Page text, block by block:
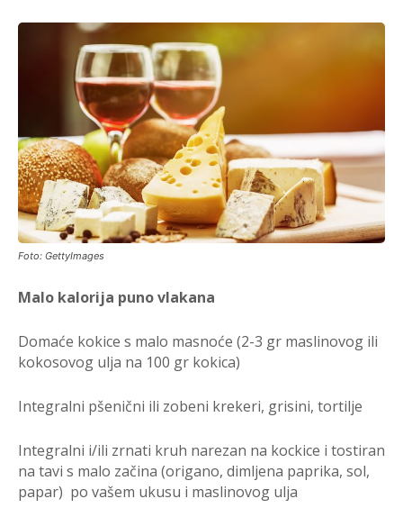
Foto: GettyImages
Malo kalorija puno vlakana
Domaće kokice s malo masnoće (2-3 gr maslinovog ili
kokosovog ulja na 100 gr kokica)
Integralni pšenični ili zobeni krekeri, grisini, tortilje
Integralni i/ili zrnati kruh narezan na kockice i tostiran
na tavi s malo začina (origano, dimljena paprika, sol,
papar) po vašem ukusu i maslinovog ulja